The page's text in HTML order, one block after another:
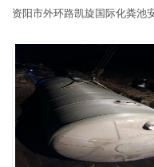
资阳市外环路凯旋国际化粪池